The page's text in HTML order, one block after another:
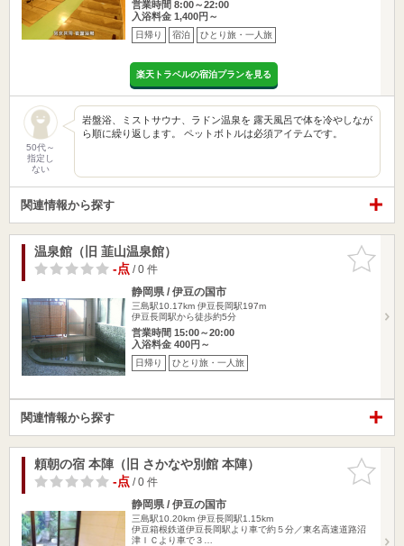
営業時間 8:00～22:00
入浴料金 1,400円～
日帰り 宿泊 ひとり旅・一人旅
楽天トラベルの宿泊プランを見る
50代～
指定し
ない
岩盤浴、ミストサウナ、ラドン温泉を 露天風呂で体を冷やしなが
ら順に繰り返します。 ペットボトルは必須アイテムです。
関連情報から探す
お気に入
りに追加
温泉館（旧 韮山温泉館）
-点/ 0 件
静岡県 / 伊豆の国市
三島駅10.17km 伊豆長岡駅197m
伊豆長岡駅から徒歩約5分
営業時間 15:00～20:00
入浴料金 400円～
日帰り ひとり旅・一人旅
関連情報から探す
お気に入
りに追加
頼朝の宿 本陣（旧 さかなや別館 本陣）
-点/ 0 件
静岡県 / 伊豆の国市
三島駅10.20km 伊豆長岡駅1.15km
伊豆箱根鉄道伊豆長岡駅より車で約５分／東名高速道路沼
津ＩＣより車で３…